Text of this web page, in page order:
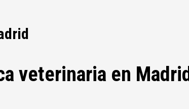
veterinaria en Madrid